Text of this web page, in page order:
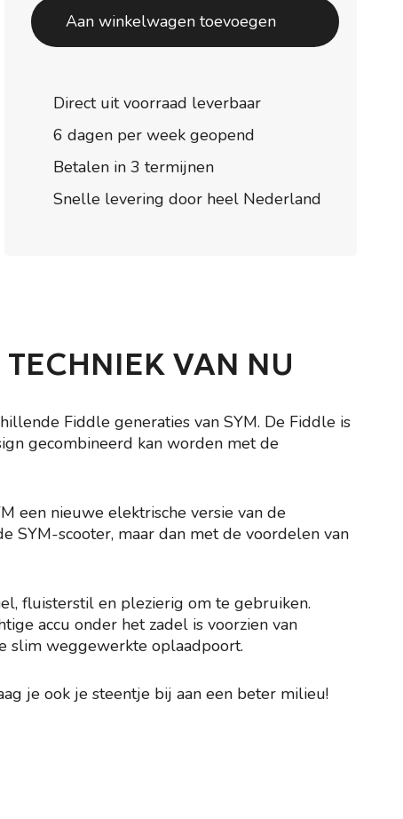
Aan winkelwagen toevoegen
Direct uit voorraad leverbaar
6 dagen per week geopend
Betalen in 3 termijnen
Snelle levering door heel Nederland
TECHNIEK VAN NU
Fiddle generaties van SYM. De Fiddle is
gecombineerd kan worden met de
een nieuwe elektrische versie van de
SYM-scooter, maar dan met de voordelen van
fluisterstil en plezierig om te gebruiken.
accu onder het zadel is voorzien van
slim weggewerkte oplaadpoort.
je ook je steentje bij aan een beter milieu!